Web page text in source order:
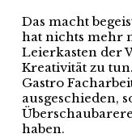
Das macht
hat nichts mehr
Leierkasten der
Kreativität zu
Gastro
ausgeschieden,
haben.